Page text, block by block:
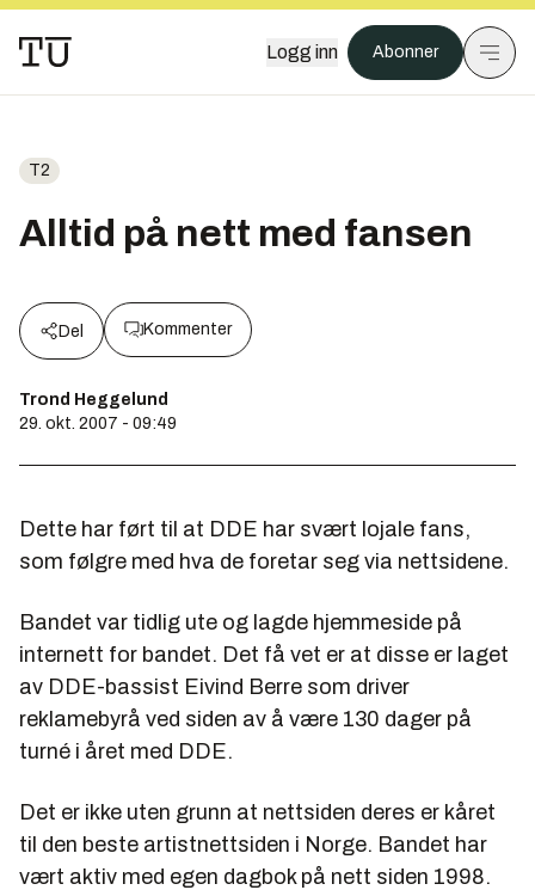
Logg inn Abonner
T2
Alltid på nett med fansen
Del Kommenter
Trond Heggelund
29. okt. 2007 - 09:49
Dette har ført til at DDE har svært lojale fans,
som følgre med hva de foretar seg via nettsidene.
Bandet var tidlig ute og lagde hjemmeside på
internett for bandet. Det få vet er at disse er laget
av DDE-bassist Eivind Berre som driver
reklamebyrå ved siden av å være 130 dager på
turné i året med DDE.
Det er ikke uten grunn at nettsiden deres er kåret
til den beste artistnettsiden i Norge. Bandet har
vært aktiv med egen dagbok på nett siden 1998.